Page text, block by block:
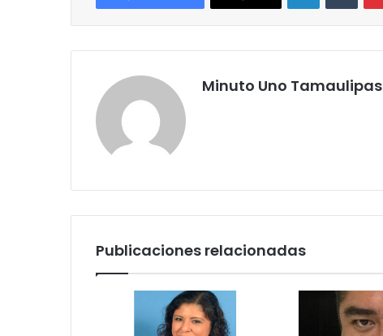
Minuto Uno Tamaulipas
Publicaciones relacionadas